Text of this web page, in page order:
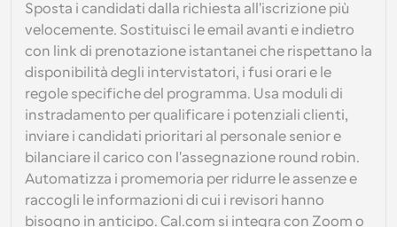
Sposta i candidati dalla richiesta all'iscrizione più
velocemente. Sostituisci le email avanti e indietro
con link di prenotazione istantanei che rispettano la
disponibilità degli intervistatori, i fusi orari e le
regole specifiche del programma. Usa moduli di
instradamento per qualificare i potenziali clienti,
inviare i candidati prioritari al personale senior e
bilanciare il carico con l'assegnazione round robin.
Automatizza i promemoria per ridurre le assenze e
raccogli le informazioni di cui i revisori hanno
bisogno in anticipo. Cal.com si integra con Zoom o